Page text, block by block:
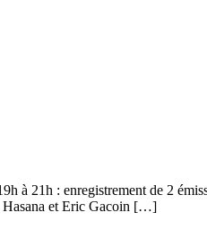
à 21h : enregistrement de 2
Hasana et Eric Gacoin […]